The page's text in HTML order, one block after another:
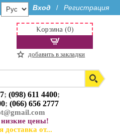
Вход / Регистрация
;(098) 611 4400;
;(066) 656 2777
цены!
доставка от...
Корзина (0)
добавить в закладки